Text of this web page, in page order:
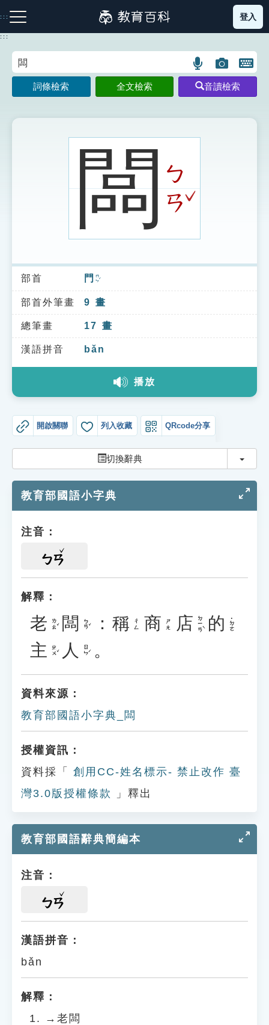
到
主
:::
注音索引圖示 筆畫索引圖示 部首索引表圖示
索引選單
知識索引
單字索引
生命大百科索引
教學應用
貓頭鷹博士
登入
:::
語
言
搜
示
圖
片
搜
開
鍵
圖
詞條檢索 全文檢索 音讀檢索
闆ㄅ
ㄢ ˇ
部首 門 ㄇㄣˊ
部首外筆畫 9 畫
總筆畫 17 畫
漢語拼音 bǎn
播放
開啟關聯 列入收藏 QRcode分享
切換辭典 切換
教育部國語小字典
注音：
ㄅㄢ
解釋：
老 ㄌㄠˇ 闆 ㄅㄢˇ ： 稱 ㄔㄥ 商 ㄕㄤ 店 ㄉㄧㄢˋ 的 ˙ㄉㄜ
主 ㄓㄨˇ 人 ㄖㄣˊ 。
資料來源：
教育部國語小字典_闆
授權資訊：
資料採「
創用CC-姓名標示- 禁止改作 臺
灣3.0版授權條款
」釋出
教育部國語辭典簡編本
注音：
ㄅㄢ
漢語拼音：
bǎn
解釋：
→老闆